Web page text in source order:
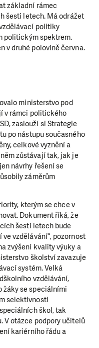
základní rámec
šesti letech. Má odrážet
politiky
politickým spektrem.
v druhé polovině června.
ministerstvo pod
v rámci politického
zaslouží si Strategie
po nástupu současného
celkové vyznění a
zůstávají tak, jak je
návrhy řešení se
záměrům
kterým se chce v
Dokument říká, že
šesti letech bude
vzdělávání“, pozornost
zvýšení kvality výuky a
školství zavazuje
systém. Velká
vzdělávání,
žáky se speciálními
selektivnosti
škol, tak
V otázce podpory učitelů
kariérního řádu a